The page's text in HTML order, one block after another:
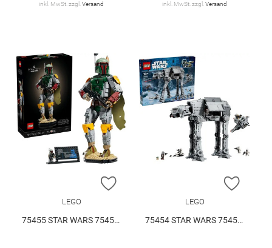
inkl. MwSt. zzgl.Versand inkl. MwSt. zzgl.Versand
ZUR WUNSCHLISTE HINZUFÜGEN
LEGO
75455 STAR WARS 75455 V29
ZUR
LEGO
75454 STAR WARS 75454 V29